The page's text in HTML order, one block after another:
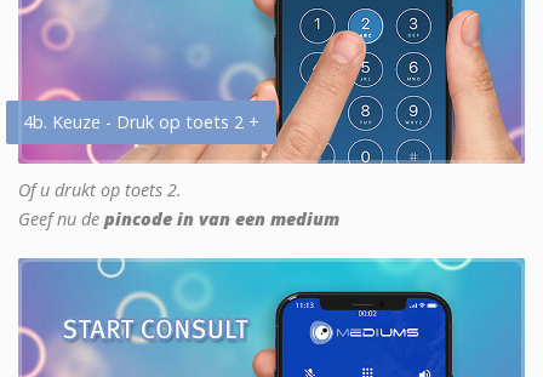
4b. Keuze - Druk op toets 2 +
Of u drukt op toets 2.
Geef nu de pincode in van een medium